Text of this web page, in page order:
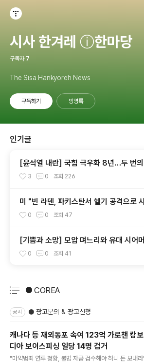
시사 한겨레 ⓘ한마당
구독자 7
The Sisa Hankyoreh News
구독하기 방명록
인기글
[윤석열 내란] 국힘 극우화 8년…두 번
선 참패와 윤석열이 ‘폭주 기폭제’
3 0 조회 226
미 "빈 라덴, 파키스탄서 헬기 공격으로
0 0 조회 47
[기쁨과 소망] 모압 며느리와 유대 시어
0 0 조회 41
● COREA
공지 ● 광고문의 & 광고신청
캐나다 등 재외동포 속여 123억 가로챈 캄보
디아 보이스피싱 일당 14명 검거
"마약범죄 연루 정황, 불법 자금 검수해야 하니 돈 보내